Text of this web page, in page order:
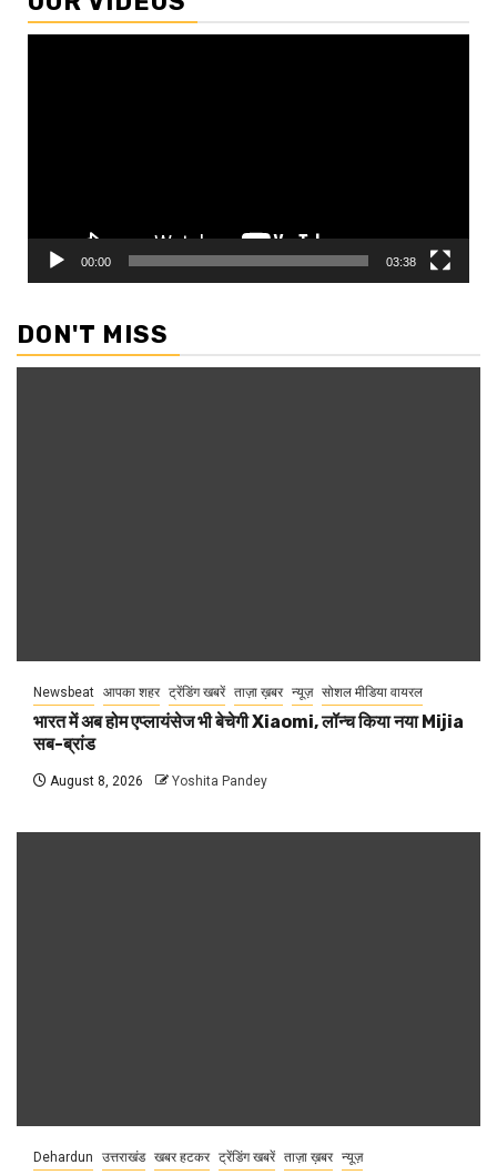
00:00 03:38
DON'T MISS
Newsbeat आपका शहर ट्रेंडिंग खबरें ताज़ा ख़बर न्यूज़ सोशल मीडिया वायरल
भारत में अब होम एप्लायंसेज भी बेचेगी Xiaomi, लॉन्च किया नया Mijia
सब-ब्रांड
August 8, 2026 Yoshita Pandey
Dehardun उत्तराखंड खबर हटकर ट्रेंडिंग खबरें ताज़ा ख़बर न्यूज़